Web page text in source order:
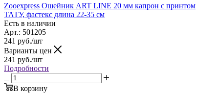
Zooexpress Ошейник ART LINE 20 мм капрон c принтом
ТАТУ, фастекс длина 22-35 см
Есть в наличии
Арт.: 501205
241 руб./шт
Варианты цен
241 руб./шт
Подробности
В корзину